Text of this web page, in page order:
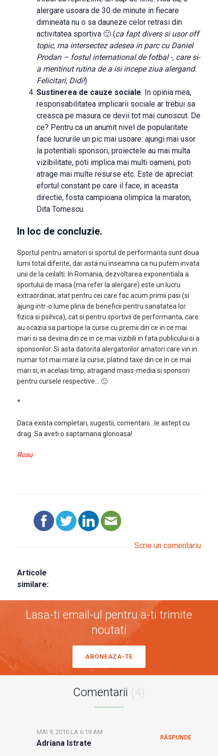
alergare usoara de 30 de minute in fiecare
dimineata nu o sa dauneze celor retrasi din
activitatea sportiva 🙂 (ca fapt divers si usor off
topic, ma intersectez adesea in parc cu Daniel
Prodan – fostul international de fotbal -, care si-
a mentinut rutina de a isi incepe ziua alergand.
Felicitari, Didi!)
Sustinerea de cauze sociale. In opinia mea,
responsabilitatea implicarii sociale ar trebui sa
creasca pe masura ce devii tot mai cunoscut. De
ce? Pentru ca un anumit nivel de popularitate
face lucrurile un pic mai usoare: ajungi mai usor
la potentiali sponsori, proiectele au mai multa
vizibilitate, poti implica mai multi oameni, poti
atrage mai multe resurse etc. Este de apreciat
efortul constant pe care il face, in aceasta
directie, fosta campioana olimpica la maraton,
Dita Tomescu.
In loc de concluzie.
Sportul pentru amatori si sportul de performanta sunt doua
lumi total diferite, dar asta nu inseamna ca nu putem invata
unii de la ceilalti. In Romania, dezvoltarea exponentiala a
sportului de masa (ma refer la alergare) este un lucru
extraordinar, atat pentru cei care fac acum primii pasi (si
ajung intr-o lume plina de beneficii pentru sanatatea lor
fizica si psihica), cat si pentru sportivii de performanta, care
au ocazia sa participe la curse cu premii din ce in ce mai
mari si sa devina din ce in ce mai vizibili in fata publicului si a
sponsorilor. Si asta datorita alergatorilor amatori care vin in
numar tot mai mare la curse, platind taxe din ce in ce mai
mari si, in acelasi timp, atragand mass-media si sponsori
pentru cursele respective… 🙂
*
Daca exista completari, sugestii, comentarii…le astept cu
drag. Sa aveti o saptamana glorioasa!
Rosu
Scrie un comentariu
Articole
similare:
Lasa-ti email-ul pentru a-ti trimite
noutati
ABONEAZA-TE
Comentarii (4)
Adriana Istrate
MAI 9, 2016 LA 6:19 AM
RĂSPUNDE